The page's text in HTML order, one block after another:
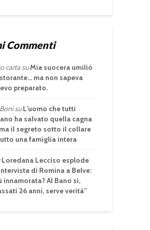
Commenti
cartasuMia suocera umiliò
ma non sapeva
preparato.
suL’uomo che tutti
ha salvato quella cagna
il segreto sotto il collare
una famiglia intera
Loredana Lecciso esplode
di Romina a Belve:
innamorata? Al Bano sì,
26 anni, serve verità”